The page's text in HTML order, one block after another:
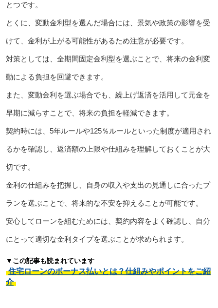
とつです。
とくに、変動金利型を選んだ場合には、景気や政策の影響を受
けて、金利が上がる可能性があるため注意が必要です。
対策としては、全期間固定金利型を選ぶことで、将来の金利変
動による負担を回避できます。
また、変動金利を選ぶ場合でも、繰上げ返済を活用して元金を
早期に減らすことで、将来の負担を軽減できます。
契約時には、5年ルールや125％ルールといった制度が適用され
るかを確認し、返済額の上限や仕組みを理解しておくことが大
切です。
金利の仕組みを把握し、自身の収入や支出の見通しに合ったプ
ランを選ぶことで、将来的な不安を抑えることが可能です。
安心してローンを組むためには、契約内容をよく確認し、自分
にとって適切な金利タイプを選ぶことが求められます。
▼この記事も読まれています
住宅ローンのボーナス払いとは？仕組みやポイントをご紹
介